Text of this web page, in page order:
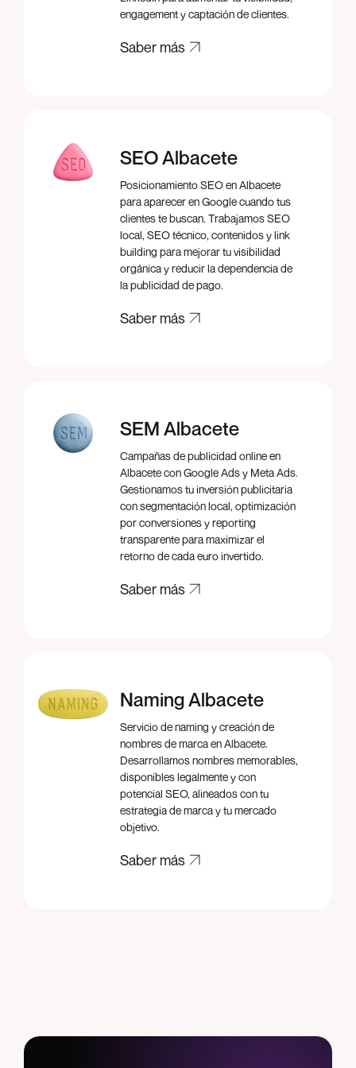
engagement y captación de clientes.
Saber más
SEO Albacete
Posicionamiento SEO en Albacete
para aparecer en Google cuando tus
clientes te buscan. Trabajamos SEO
local, SEO técnico, contenidos y link
building para mejorar tu visibilidad
orgánica y reducir la dependencia de
la publicidad de pago.
Saber más
SEM Albacete
Campañas de publicidad online en
Albacete con Google Ads y Meta Ads.
Gestionamos tu inversión publicitaria
con segmentación local, optimización
por conversiones y reporting
transparente para maximizar el
retorno de cada euro invertido.
Saber más
Naming Albacete
Servicio de naming y creación de
nombres de marca en Albacete.
Desarrollamos nombres memorables,
disponibles legalmente y con
potencial SEO, alineados con tu
estrategia de marca y tu mercado
objetivo.
Saber más